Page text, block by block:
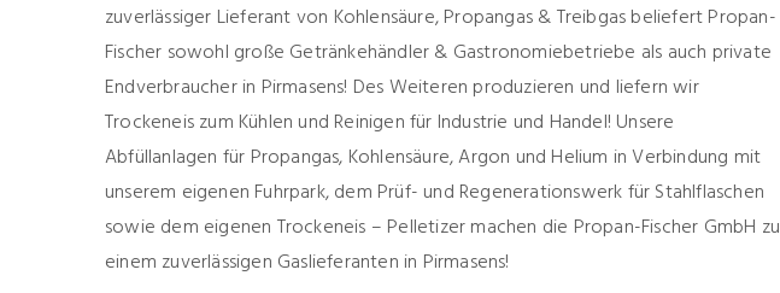
zuverlässiger Lieferant von Kohlensäure, Propangas & Treibgas beliefert Propan-
Fischer sowohl große Getränkehändler & Gastronomiebetriebe als auch private
Endverbraucher in Pirmasens! Des Weiteren produzieren und liefern wir
Trockeneis zum Kühlen und Reinigen für Industrie und Handel! Unsere
Abfüllanlagen für Propangas, Kohlensäure, Argon und Helium in Verbindung mit
unserem eigenen Fuhrpark, dem Prüf- und Regenerationswerk für Stahlflaschen
sowie dem eigenen Trockeneis – Pelletizer machen die Propan-Fischer GmbH zu
einem zuverlässigen Gaslieferanten in Pirmasens!